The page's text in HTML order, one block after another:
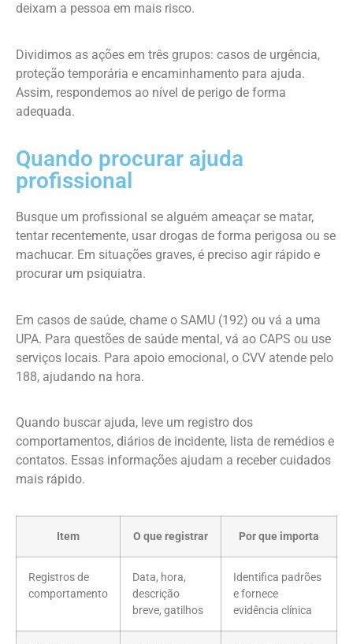
deixam a pessoa em mais risco.
Dividimos as ações em três grupos: casos de urgência,
proteção temporária e encaminhamento para ajuda.
Assim, respondemos ao nível de perigo de forma
adequada.
Quando procurar ajuda
profissional
Busque um profissional se alguém ameaçar se matar,
tentar recentemente, usar drogas de forma perigosa ou se
machucar. Em situações graves, é preciso agir rápido e
procurar um psiquiatra.
Em casos de saúde, chame o SAMU (192) ou vá a uma
UPA. Para questões de saúde mental, vá ao CAPS ou use
serviços locais. Para apoio emocional, o CVV atende pelo
188, ajudando na hora.
Quando buscar ajuda, leve um registro dos
comportamentos, diários de incidente, lista de remédios e
contatos. Essas informações ajudam a receber cuidados
mais rápido.
Item O que registrar Por que importa
Registros de
comportamento
Data, hora,
descrição
breve, gatilhos
Identifica padrões
e fornece
evidência clínica